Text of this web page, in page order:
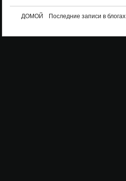
ДОМОЙ Последние записи в блогах